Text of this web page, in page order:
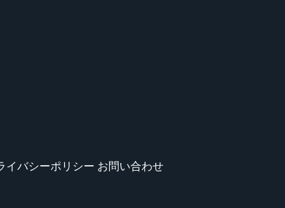
イバシーポリシー お問い合わせ